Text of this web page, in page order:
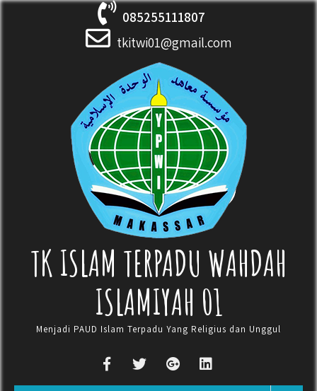
Skip
085255111807
tkitwi01@gmail.com
TK ISLAM TERPADU WAHDAH
ISLAMIYAH 01
Menjadi PAUD Islam Terpadu Yang Religius dan Unggul